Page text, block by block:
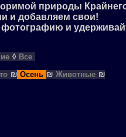
природы
и добавляем свои!
фотографию и
◊ Все
₪ Осень ₪ Животные ₪